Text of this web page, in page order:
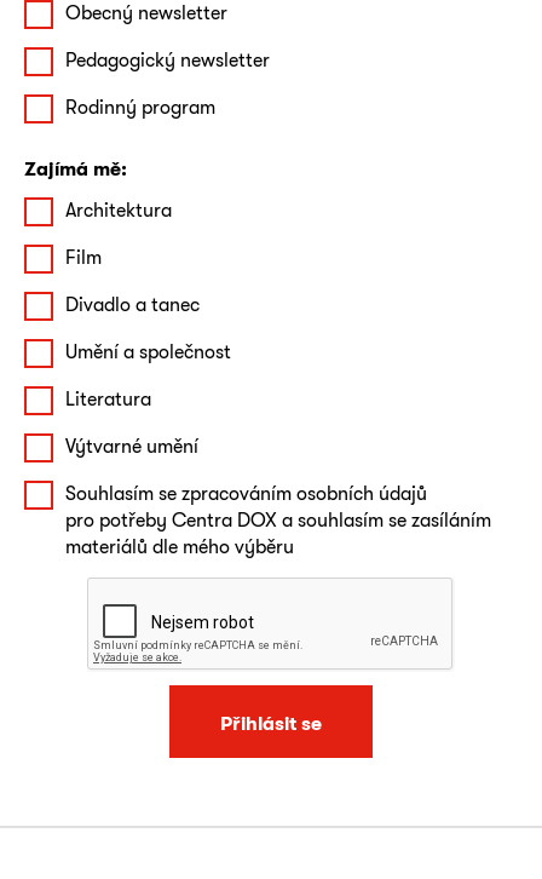
Obecný newsletter
Pedagogický newsletter
Rodinný program
Zajímá mě:
Architektura
Film
Divadlo a tanec
Umění a společnost
Literatura
Výtvarné umění
Souhlasím se zpracováním osobních údajů
pro potřeby Centra DOX a souhlasím se zasíláním
materiálů dle mého výběru
Přihlásit se